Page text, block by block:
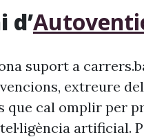
d’
suport a
extreure
que cal omplir per
artificial.